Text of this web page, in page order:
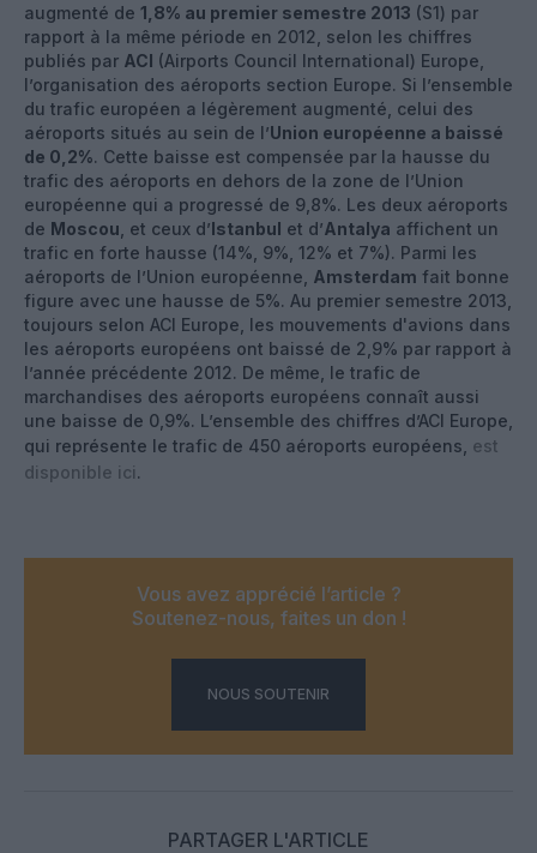
augmenté de 1,8% au premier semestre 2013 (S1) par
rapport à la même période en 2012, selon les chiffres
publiés par ACI (Airports Council International) Europe,
l’organisation des aéroports section Europe. Si l’ensemble
du trafic européen a légèrement augmenté, celui des
aéroports situés au sein de l’Union européenne a baissé
de 0,2%. Cette baisse est compensée par la hausse du
trafic des aéroports en dehors de la zone de l’Union
européenne qui a progressé de 9,8%. Les deux aéroports
de Moscou , et ceux d’Istanbul et d’Antalya affichent un
trafic en forte hausse (14%, 9%, 12% et 7%). Parmi les
aéroports de l’Union européenne, Amsterdam fait bonne
figure avec une hausse de 5%. Au premier semestre 2013,
toujours selon ACI Europe, les mouvements d'avions dans
les aéroports européens ont baissé de 2,9% par rapport à
l’année précédente 2012. De même, le trafic de
marchandises des aéroports européens connaît aussi
une baisse de 0,9%. L’ensemble des chiffres d’ACI Europe,
qui représente le trafic de 450 aéroports européens, est
disponible ici.
Vous avez apprécié l’article ?
Soutenez-nous, faites un don !
NOUS SOUTENIR
PARTAGER L'ARTICLE